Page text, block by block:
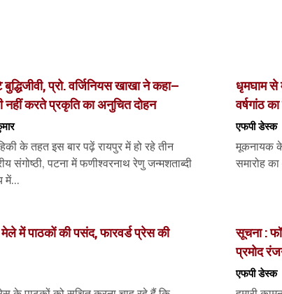
प्रो. वर्जिनियस खाखा ने कहा–
नहीं करते प्रकृति का अनुचित दोहन
के तहत इस बार पढ़ें रायपुर में हो रहे तीन
संगोष्ठी, पटना में फणीश्वरनाथ रेणु जन्मशताब्दी
में...
धृमघाम से
वर्षगांठ
एफपी डेस्‍क
मूकनायक के
समारोह
में पाठकों की पसंद, फारवर्ड प्रेस की
सूचना :
प्रमोद
एफपी डेस्‍क